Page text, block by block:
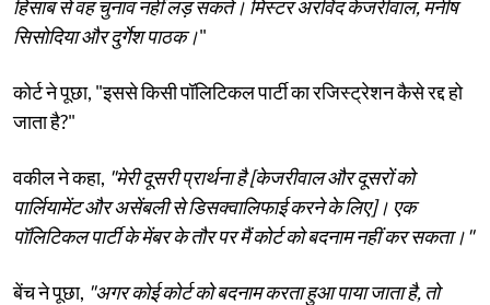
हिसाब से वह चुनाव नहीं लड़ सकते। मिस्टर अरविंद केजरीवाल, मनीष
सिसोदिया और दुर्गेश पाठक।"
कोर्ट ने पूछा, "इससे किसी पॉलिटिकल पार्टी का रजिस्ट्रेशन कैसे रद्द हो
जाता है?"
वकील ने कहा, "मेरी दूसरी प्रार्थना है [केजरीवाल और दूसरों को
पार्लियामेंट और असेंबली से डिसक्वालिफाई करने के लिए]। एक
पॉलिटिकल पार्टी के मेंबर के तौर पर मैं कोर्ट को बदनाम नहीं कर सकता।"
बेंच ने पूछा, "अगर कोई कोर्ट को बदनाम करता हुआ पाया जाता है, तो